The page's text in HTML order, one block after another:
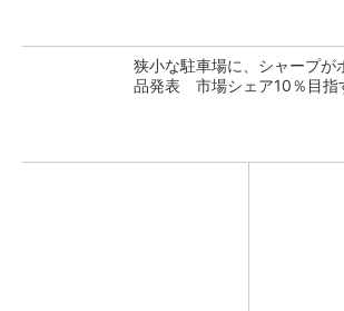
狭小な駐車場に、シャープが
品発表 市場シェア10％目指